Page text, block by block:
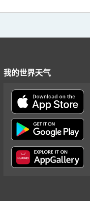
我的世界天气